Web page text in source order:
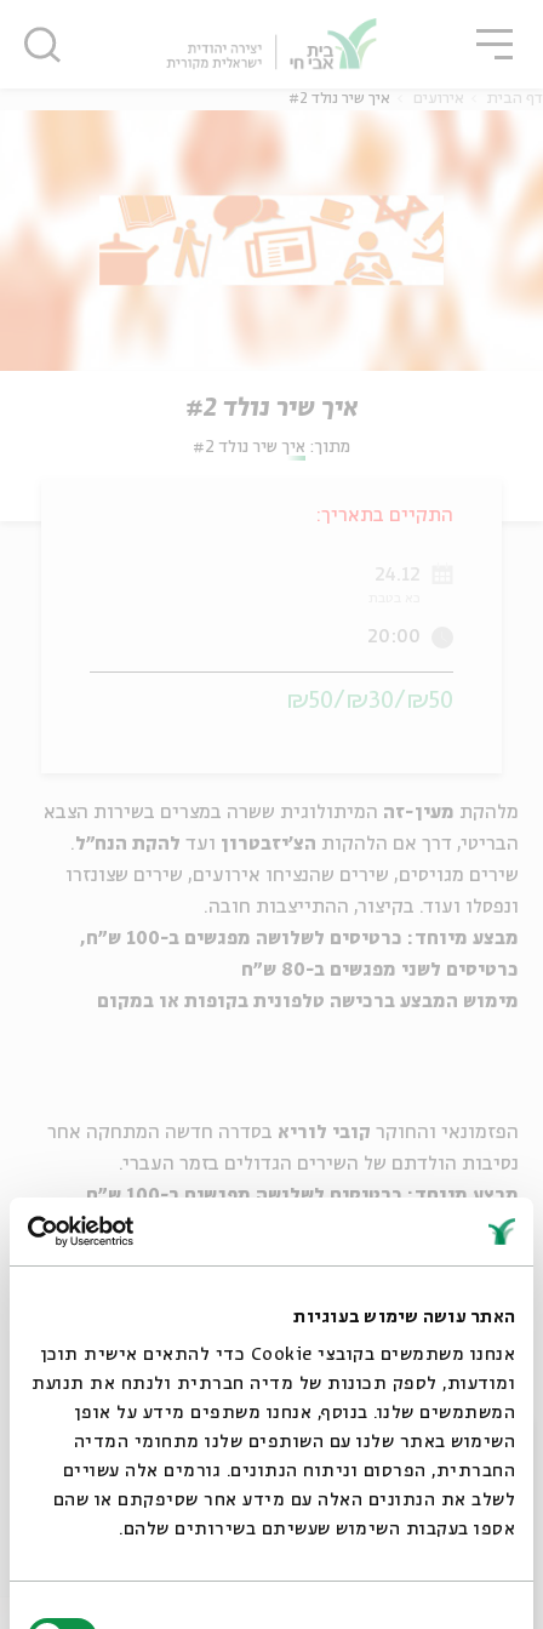
האתר עושה שימוש בעוגיות
אנחנו משתמשים בקובצי Cookie כדי להתאים אישית תוכן
ומודעות, לספק תכונות של מדיה חברתית ולנתח את תנועת
המשתמשים שלנו. בנוסף, אנחנו משתפים מידע על אופן
השימוש באתר שלנו עם השותפים שלנו מתחומי המדיה
החברתית, הפרסום וניתוח הנתונים. גורמים אלה עשויים
לשלב את הנתונים האלה עם מידע אחר שסיפקתם או שהם
אספו בעקבות השימוש שעשיתם בשירותים שלהם.
דף הבית אירועים איך שיר נולד #2
איך שיר נולד #2
מתוך: איך שיר נולד #2
מלהקת מעין-זה המיתולוגית ששרה במצרים בשירות הצבא
הבריטי, דרך אם הלהקות הצ'יזבטרון ועד להקת הנח"ל.
שירים מגויסים, שירים שהנציחו אירועים, שירים שצונזרו
ונפסלו ועוד. בקיצור, ההתייצבות חובה.
מבצע מיוחד: כרטיסים לשלושה מפגשים ב-100 ש"ח,
כרטיסים לשני מפגשים ב-80 ש"ח
מימוש המבצע ברכישה טלפונית בקופות או במקום
הפזמונאי והחוקר קובי לוריא בסדרה חדשה המתחקה אחר
נסיבות הולדתם של השירים הגדולים בזמר העברי.
מבצע מיוחד: כרטיסים לשלושה מפגשים ב-100 ש"ח,
כרטיסים לשני מפגשים ב-80 ש"ח
שיתוף הוספה ליומן הרשמה לאירועים דומים
תגיות: סדרות
התקיים בתאריך:
24.12
20:00
₪50/₪30/₪50
סגור
סגור